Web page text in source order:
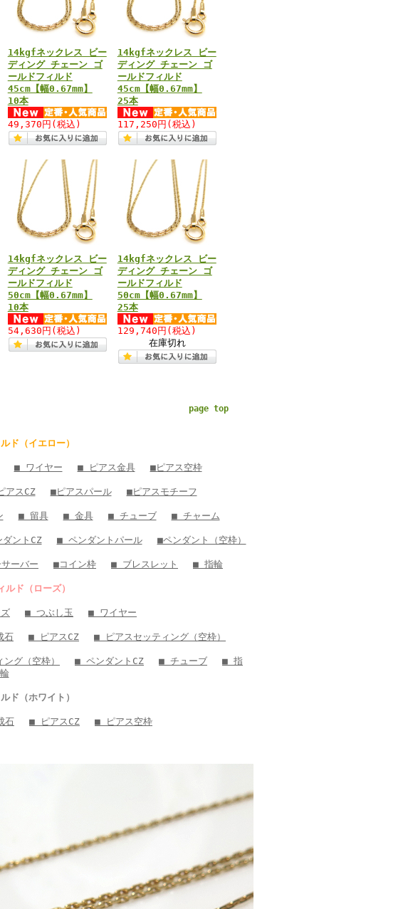
14kgfネックレス ビー
ディング チェーン ゴ
ールドフィルド
45cm【幅0.67mm】
10本
49,370円 (税込)
14kgfネックレス ビー
ディング チェーン ゴ
ールドフィルド
45cm【幅0.67mm】
25本
117,250円 (税込)
14kgfネックレス ビー
ディング チェーン ゴ
ールドフィルド
50cm【幅0.67mm】
10本
54,630円 (税込)
14kgfネックレス ビー
ディング チェーン ゴ
ールドフィルド
50cm【幅0.67mm】
25本
129,740円 (税込)
在庫切れ
page top
ド（イエロー）
■ ワイヤー ■ ピアス金具 ■ピアス空枠
アスCZ ■ピアスパール ■ピアスモチーフ
■ 留具 ■ 金具 ■ チューブ ■ チャーム
ントCZ ■ ペンダントパール ■ペンダント（空枠）
ーバー ■コイン枠 ■ ブレスレット ■ 指輪
ド（ローズ）
■ つぶし玉 ■ ワイヤー
石 ■ ピアスCZ ■ ピアスセッティング（空枠）
グ（空枠） ■ ペンダントCZ ■ チューブ
■ 指
輪
ド（ホワイト）
石 ■ ピアスCZ ■ ピアス空枠